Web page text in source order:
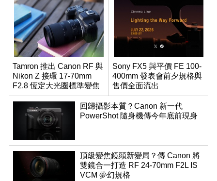
Tamron 推出 Canon RF 與
Nikon Z 接環 17-70mm
F2.8 恆定大光圈標準變焦
鏡
Sony FX5 與平價 FE 100-
400mm 發表會前夕規格與
售價全面流出
回歸攝影本質？Canon 新一代
PowerShot 隨身機傳今年底前現身
頂級變焦鏡頭新變局？傳 Canon 將
雙鏡合一打造 RF 24-70mm F2L IS
VCM 夢幻規格